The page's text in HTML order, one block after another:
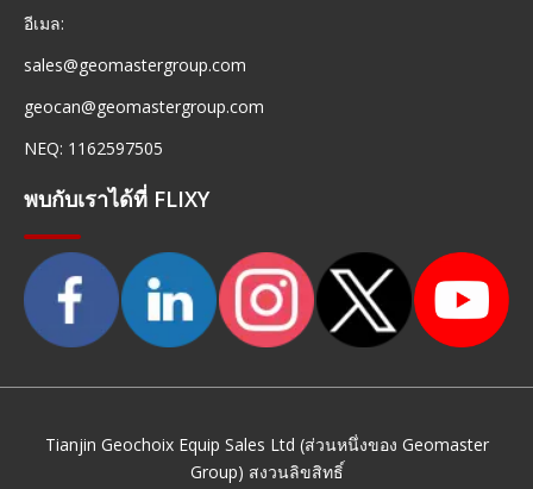
อีเมล:
sales@geomastergroup.com
geocan@geomastergroup.com
NEQ: 1162597505
พบกับเราได้ที่ FLIXY
Tianjin Geochoix Equip Sales Ltd (ส่วนหนึ่งของ Geomaster
Group) สงวนลิขสิทธิ์